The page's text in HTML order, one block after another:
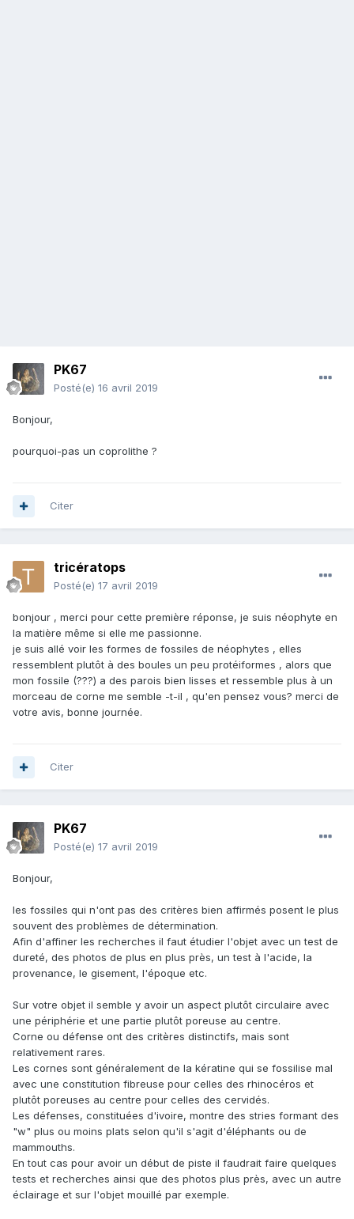
PK67
Posté(e) 16 avril 2019
Bonjour,
pourquoi-pas un coprolithe ?
Citer
tricératops
Posté(e) 17 avril 2019
bonjour , merci pour cette première réponse, je suis néophyte en
la matière même si elle me passionne.
je suis allé voir les formes de fossiles de néophytes , elles
ressemblent plutôt à des boules un peu protéiformes , alors que
mon fossile (???) a des parois bien lisses et ressemble plus à un
morceau de corne me semble -t-il , qu'en pensez vous? merci de
votre avis, bonne journée.
Citer
PK67
Posté(e) 17 avril 2019
Bonjour,
les fossiles qui n'ont pas des critères bien affirmés posent le plus
souvent des problèmes de détermination.
Afin d'affiner les recherches il faut étudier l'objet avec un test de
dureté, des photos de plus en plus près, un test à l'acide, la
provenance, le gisement, l'époque etc.
Sur votre objet il semble y avoir un aspect plutôt circulaire avec
une périphérie et une partie plutôt poreuse au centre.
Corne ou défense ont des critères distinctifs, mais sont
relativement rares.
Les cornes sont généralement de la kératine qui se fossilise mal
avec une constitution fibreuse pour celles des rhinocéros et
plutôt poreuses au centre pour celles des cervidés.
Les défenses, constituées d'ivoire, montre des stries formant des
"w" plus ou moins plats selon qu'il s'agit d'éléphants ou de
mammouths.
En tout cas pour avoir un début de piste il faudrait faire quelques
tests et recherches ainsi que des photos plus près, avec un autre
éclairage et sur l'objet mouillé par exemple.